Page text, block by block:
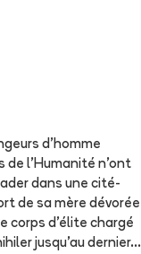
d’homme
de l’Humanité n’ont
dans une cité-
de sa mère dévorée
corps d’élite chargé
jusqu'au dernier…